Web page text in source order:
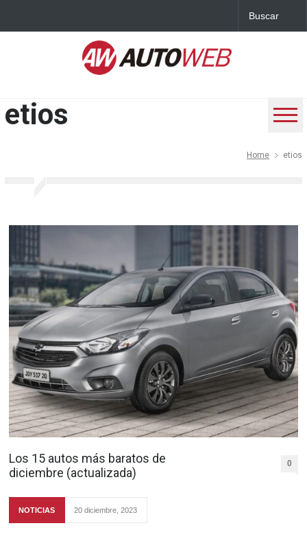
etios
Home etios
Los 15 autos más baratos de
diciembre (actualizada)
0
NOTICIAS 20 diciembre, 2023